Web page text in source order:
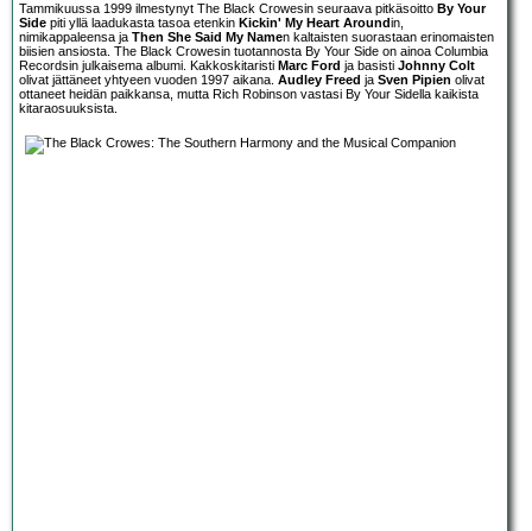
Tammikuussa 1999 ilmestynyt The Black Crowesin seuraava pitkäsoitto By Your
Side piti yllä laadukasta tasoa etenkin Kickin' My Heart Aroundin,
nimikappaleensa ja Then She Said My Namen kaltaisten suorastaan erinomaisten
biisien ansiosta. The Black Crowesin tuotannosta By Your Side on ainoa Columbia
Recordsin julkaisema albumi. Kakkoskitaristi Marc Ford ja basisti Johnny Colt
olivat jättäneet yhtyeen vuoden 1997 aikana. Audley Freed ja Sven Pipien olivat
ottaneet heidän paikkansa, mutta Rich Robinson vastasi By Your Sidella kaikista
kitaraosuuksista.